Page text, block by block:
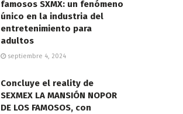
famosos SXMX: un fenómeno
único en la industria del
entretenimiento para
adultos
septiembre 4, 2024
Concluye el reality de
SEXMEX LA MANSIÓN NOPOR
DE LOS FAMOSOS, con